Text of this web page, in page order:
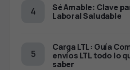
Sé Amable: Clave
Laboral Saludable
Carga LTL: Guía
envíos LTL todo lo
saber